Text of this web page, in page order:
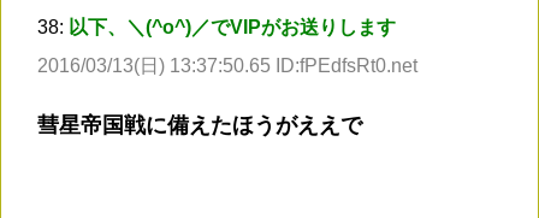
38: 以下、＼(^o^)／でVIPがお送りします
2016/03/13(日) 13:37:50.65 ID:fPEdfsRt0.net
彗星帝国戦に備えたほうがええで